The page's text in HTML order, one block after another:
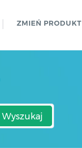
ZMIEŃ PRODUKT
Wyszukaj